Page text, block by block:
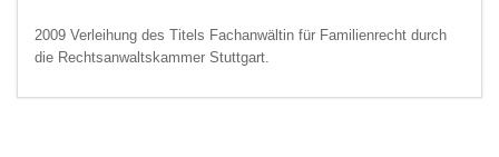
2009 Verleihung des Titels Fachanwältin für Familienrecht durch
die Rechtsanwaltskammer Stuttgart.